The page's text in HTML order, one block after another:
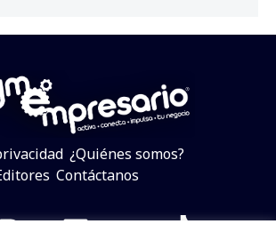
¿Quiénes somos?
Contáctanos